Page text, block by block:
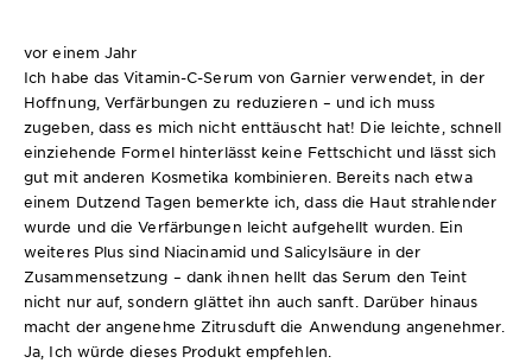
vor einem Jahr
Ich habe das Vitamin-C-Serum von Garnier verwendet, in der
Hoffnung, Verfärbungen zu reduzieren – und ich muss
zugeben, dass es mich nicht enttäuscht hat! Die leichte, schnell
einziehende Formel hinterlässt keine Fettschicht und lässt sich
gut mit anderen Kosmetika kombinieren. Bereits nach etwa
einem Dutzend Tagen bemerkte ich, dass die Haut strahlender
wurde und die Verfärbungen leicht aufgehellt wurden. Ein
weiteres Plus sind Niacinamid und Salicylsäure in der
Zusammensetzung – dank ihnen hellt das Serum den Teint
nicht nur auf, sondern glättet ihn auch sanft. Darüber hinaus
macht der angenehme Zitrusduft die Anwendung angenehmer.
Ja, Ich würde dieses Produkt empfehlen.